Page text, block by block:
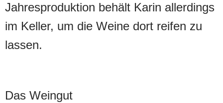
Jahresproduktion behält Karin allerdings
im Keller, um die Weine dort reifen zu
lassen.
Das Weingut